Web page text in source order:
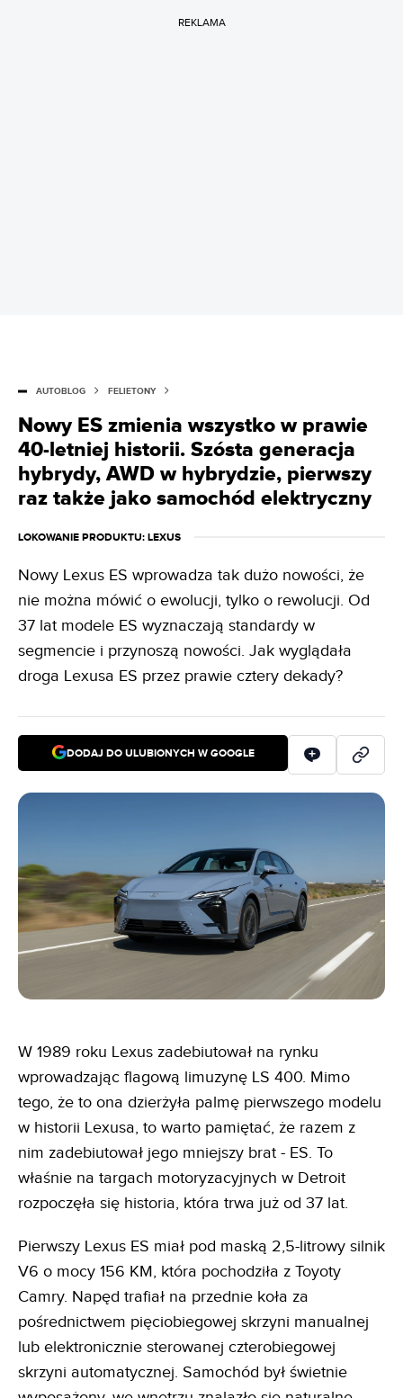
REKLAMA
AUTOBLOG FELIETONY
Nowy ES zmienia wszystko w prawie
40-letniej historii. Szósta generacja
hybrydy, AWD w hybrydzie, pierwszy
raz także jako samochód elektryczny
LOKOWANIE PRODUKTU: LEXUS
Nowy Lexus ES wprowadza tak dużo nowości, że
nie można mówić o ewolucji, tylko o rewolucji. Od
37 lat modele ES wyznaczają standardy w
segmencie i przynoszą nowości. Jak wyglądała
droga Lexusa ES przez prawie cztery dekady?
DODAJ DO ULUBIONYCH W GOOGLE
W 1989 roku Lexus zadebiutował na rynku
wprowadzając flagową limuzynę LS 400. Mimo
tego, że to ona dzierżyła palmę pierwszego modelu
w historii Lexusa, to warto pamiętać, że razem z
nim zadebiutował jego mniejszy brat - ES. To
właśnie na targach motoryzacyjnych w Detroit
rozpoczęła się historia, która trwa już od 37 lat.
Pierwszy Lexus ES miał pod maską 2,5-litrowy silnik
V6 o mocy 156 KM, która pochodziła z Toyoty
Camry. Napęd trafiał na przednie koła za
pośrednictwem pięciobiegowej skrzyni manualnej
lub elektronicznie sterowanej czterobiegowej
skrzyni automatycznej. Samochód był świetnie